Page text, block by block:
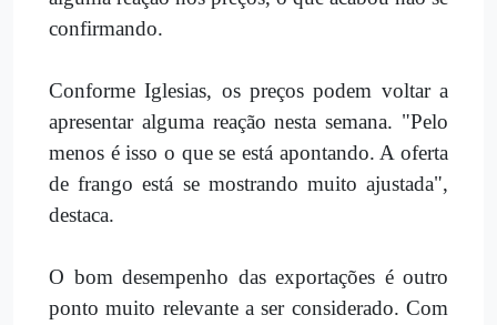
confirmando.
Conforme Iglesias, os preços podem voltar a
apresentar alguma reação nesta semana. "Pelo
menos é isso o que se está apontando. A oferta
de frango está se mostrando muito ajustada",
destaca.
O bom desempenho das exportações é outro
ponto muito relevante a ser considerado. Com